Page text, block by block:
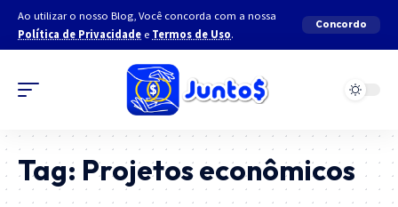
Ao utilizar o nosso Blog, Você concorda com a nossa
Política de Privacidade e Termos de Uso.
Concordo
Tag: Projetos econômicos